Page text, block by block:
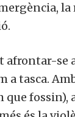
la
afrontar-se
a tasca.
fossin),